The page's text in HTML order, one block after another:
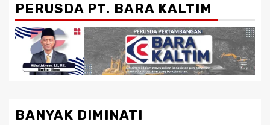
PERUSDA PT. BARA KALTIM
BANYAK DIMINATI